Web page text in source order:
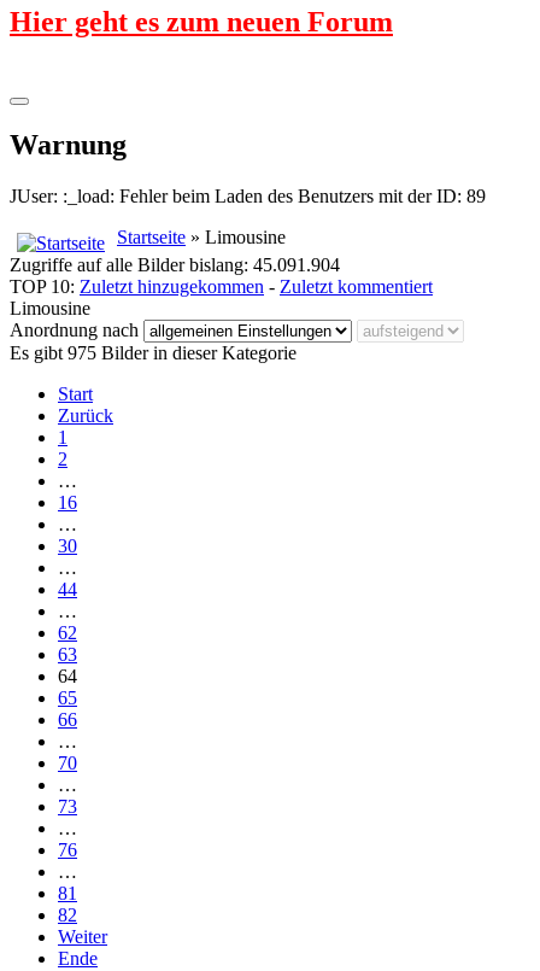
Hier geht es zum neuen Forum
Warnung
JUser: :_load: Fehler beim Laden des Benutzers mit der ID: 89
Startseite » Limousine
Zugriffe auf alle Bilder bislang: 45.091.904
TOP 10: Zuletzt hinzugekommen - Zuletzt kommentiert
Limousine
Anordnung nach
Es gibt 975 Bilder in dieser Kategorie
Start
Zurück
1
2
…
16
…
30
…
44
…
62
63
64
65
66
…
70
…
73
…
76
…
81
82
Weiter
Ende